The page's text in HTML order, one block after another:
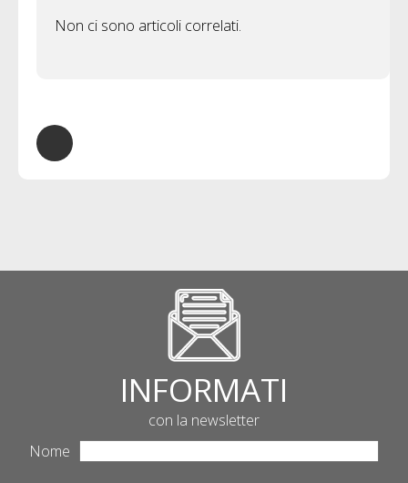
Non ci sono articoli correlati.
INFORMATI
con la newsletter
Nome